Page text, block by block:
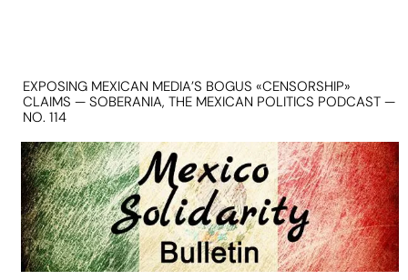
EXPOSING MEXICAN MEDIA’S BOGUS «CENSORSHIP»
CLAIMS — SOBERANIA, THE MEXICAN POLITICS PODCAST —
NO. 114